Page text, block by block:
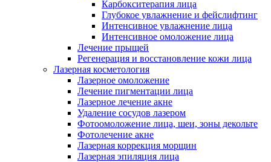
Карбокситерапия лица
Глубокое увлажнение и фейслифтинг
Интенсивное увлажнение лица
Интенсивное омоложение лица
Лечение прыщей
Регенерация и восстановление кожи лица
Лазерная косметология
Лазерное омоложение
Лечение пигментации лица
Лазерное лечение акне
Удаление сосудов лазером
Фотоомоложение лица, шеи, зоны декольте
Фотолечение акне
Лазерная коррекция морщин
Лазерная эпиляция лица